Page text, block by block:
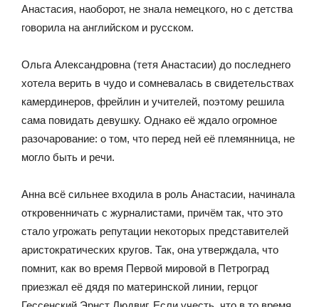
Анастасия, наоборот, не знала немецкого, но с детства
говорила на английском и русском.
Ольга Александровна (тетя Анастасии) до последнего
хотела верить в чудо и сомневалась в свидетельствах
камердинеров, фрейлин и учителей, поэтому решила
сама повидать девушку. Однако её ждало огромное
разочарование: о том, что перед ней её племянница, не
могло быть и речи.
Анна всё сильнее входила в роль Анастасии, начинала
откровенничать с журналистами, причём так, что это
стало угрожать репутации некоторых представителей
аристократических кругов. Так, она утверждала, что
помнит, как во время Первой мировой в Петроград
приезжал её дядя по материнской линии, герцог